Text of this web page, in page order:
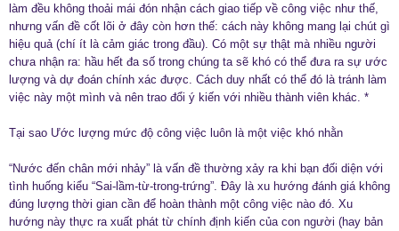
làm đều không thoải mái đón nhận cách giao tiếp về công việc như thế,
nhưng vấn đề cốt lõi ở đây còn hơn thế: cách này không mang lại chút gì
hiệu quả (chí ít là cảm giác trong đầu). Có một sự thật mà nhiều người
chưa nhận ra: hầu hết đa số trong chúng ta sẽ khó có thể đưa ra sự ước
lượng và dự đoán chính xác được. Cách duy nhất có thể đó là tránh làm
việc này một mình và nên trao đổi ý kiến với nhiều thành viên khác. *
Tại sao Ước lượng mức độ công việc luôn là một việc khó nhằn
“Nước đến chân mới nhảy” là vấn đề thường xảy ra khi bạn đối diện với
tình huống kiểu “Sai-lầm-từ-trong-trứng”. Đây là xu hướng đánh giá không
đúng lượng thời gian cần để hoàn thành một công việc nào đó. Xu
hướng này thực ra xuất phát từ chính định kiến của con người (hay bản